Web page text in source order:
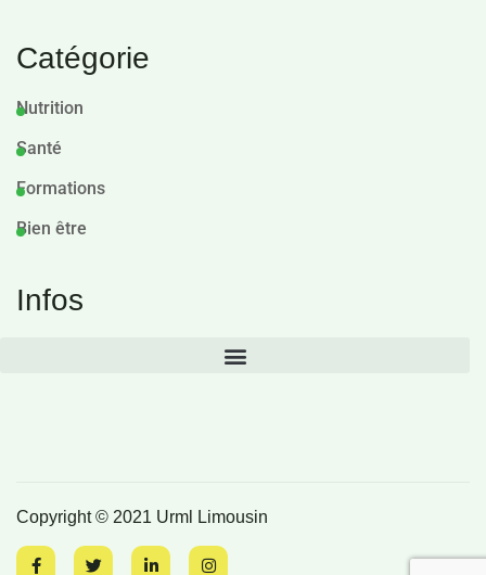
Catégorie
Nutrition
Santé
Formations
Bien être
Infos
Copyright © 2021 Urml Limousin